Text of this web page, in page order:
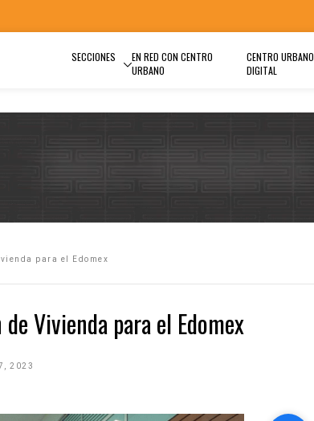
SECCIONES
EN RED CON CENTRO
URBANO
CENTRO URBANO
DIGITAL
para el Edomex
Vivienda para el Edomex
2023